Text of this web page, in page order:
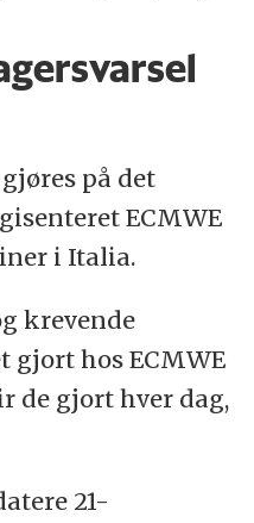
på det
ECMWE
i Italia.
krevende
gjort hos ECMWE
de gjort hver dag,
21-